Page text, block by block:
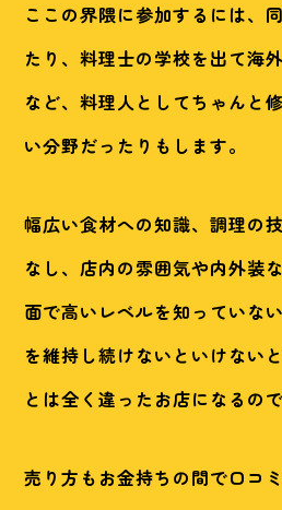
ここの界隈に参加するには、
たり、料理士の学校を出て海
など、料理人としてちゃんと
い分野だったりもします。
幅広い食材への知識、調理の
なし、店内の雰囲気や内外装
面で高いレベルを知っていな
を維持し続けないといけない
とは全く違ったお店になるので
売り方もお金持ちの間で口コ